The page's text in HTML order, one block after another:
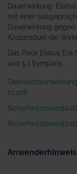
Dauerwirkung.
mit einer
Dauerwirkung
Azolprodukt die
Das Pack Elatus
und 5 l Sympara.
10.pdf
Anwenderhinweis